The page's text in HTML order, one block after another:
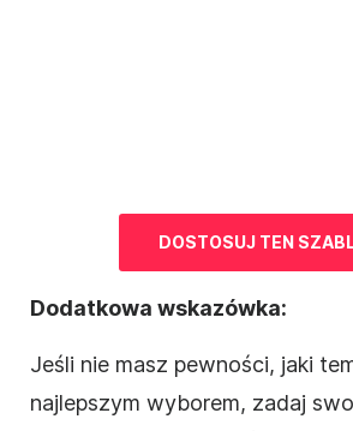
DOSTOSUJ TEN
Dodatkowa wskazówka:
Jeśli nie masz pewności, jaki
najlepszym wyborem, zadaj